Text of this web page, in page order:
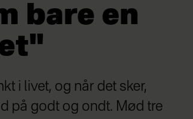
bare en
i livet, og når det sker,
på godt og ondt. Mød tre